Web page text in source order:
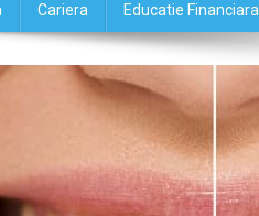
Cariera Educatie Financiara